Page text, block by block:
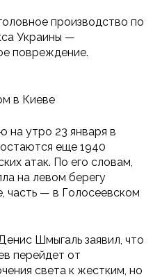
производство по
Украины —
повреждение.
в Киеве
на утро 23 января в
еще 1940
атак. По его словам,
на левом берегу
часть — в Голосеевском
Шмыгаль заявил, что
перейдет от
света к жестким, но